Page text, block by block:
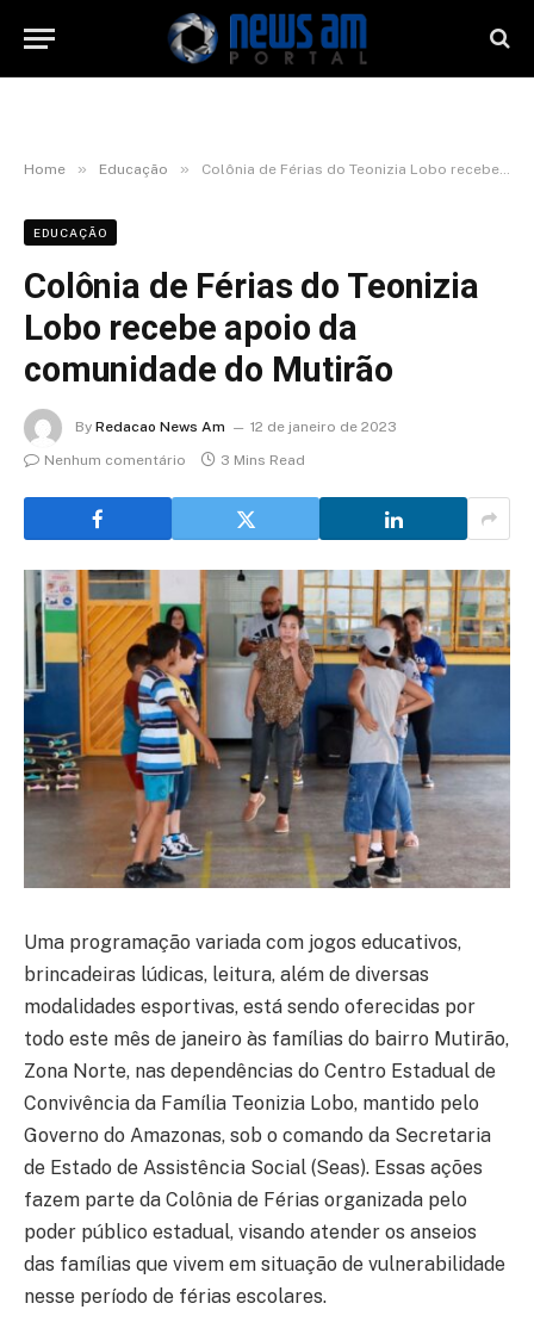
Home » Educação » Colônia de Férias do Teonizia Lobo recebe apoio da comunidade do Mutirão
EDUCAÇÃO
Colônia de Férias do Teonizia
Lobo recebe apoio da
comunidade do Mutirão
By Redacao News Am
12 de janeiro de 2023
Nenhum comentário
3 Mins Read
Uma programação variada com jogos educativos,
brincadeiras lúdicas, leitura, além de diversas
modalidades esportivas, está sendo oferecidas por
todo este mês de janeiro às famílias do bairro Mutirão,
Zona Norte, nas dependências do Centro Estadual de
Convivência da Família Teonizia Lobo, mantido pelo
Governo do Amazonas, sob o comando da Secretaria
de Estado de Assistência Social (Seas). Essas ações
fazem parte da Colônia de Férias organizada pelo
poder público estadual, visando atender os anseios
das famílias que vivem em situação de vulnerabilidade
nesse período de férias escolares.